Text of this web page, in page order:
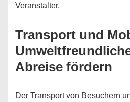
Veranstalter.
Transport und
Abreise fördern
Der Transport von Besuchern